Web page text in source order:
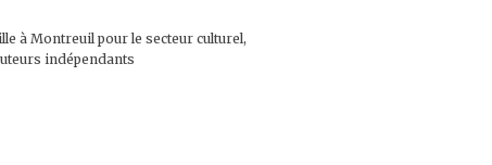
à Montreuil pour le secteur culturel,
indépendants